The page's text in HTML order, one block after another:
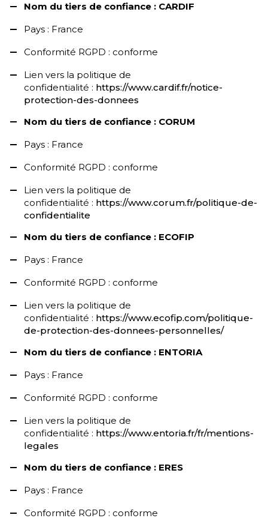
Nom du tiers de confiance : CARDIF
Pays : France
Conformité RGPD : conforme
Lien vers la politique de
confidentialité : https://www.cardif.fr/notice-
protection-des-donnees
Nom du tiers de confiance : CORUM
Pays : France
Conformité RGPD : conforme
Lien vers la politique de
confidentialité : https://www.corum.fr/politique-de-
confidentialite
Nom du tiers de confiance : ECOFIP
Pays : France
Conformité RGPD : conforme
Lien vers la politique de
confidentialité : https://www.ecofip.com/politique-
de-protection-des-donnees-personnelles/
Nom du tiers de confiance : ENTORIA
Pays : France
Conformité RGPD : conforme
Lien vers la politique de
confidentialité : https://www.entoria.fr/fr/mentions-
legales
Nom du tiers de confiance : ERES
Pays : France
Conformité RGPD : conforme